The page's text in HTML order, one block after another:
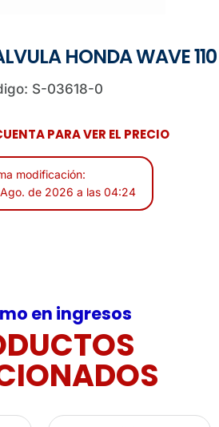
HONDA WAVE 110
S-03618-0
PARA VER EL PRECIO
modificación:
de 2026 a las 04:24
en ingresos